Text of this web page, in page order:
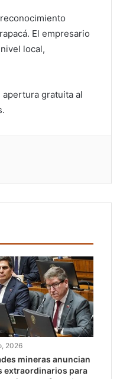
El empresario
local,
apertura gratuita al
2026
mineras anuncian
extraordinarios para